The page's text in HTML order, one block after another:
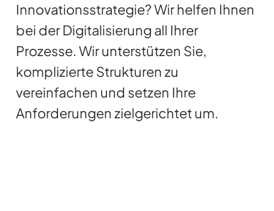
Innovationsstrategie? Wir helfen Ihnen
bei der Digitalisierung all Ihrer
Prozesse. Wir unterstützen Sie,
komplizierte Strukturen zu
vereinfachen und setzen Ihre
Anforderungen zielgerichtet um.